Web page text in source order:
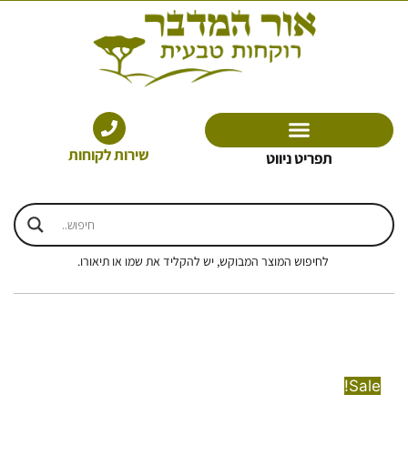
תפריט ניווט שירות לקוחות
לחיפוש המוצר המבוקש, יש להקליד את שמו או תיאורו.
Sale!